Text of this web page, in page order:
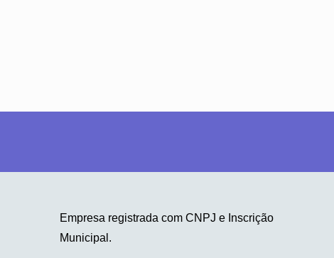
Empresa registrada com CNPJ e Inscrição
Municipal.